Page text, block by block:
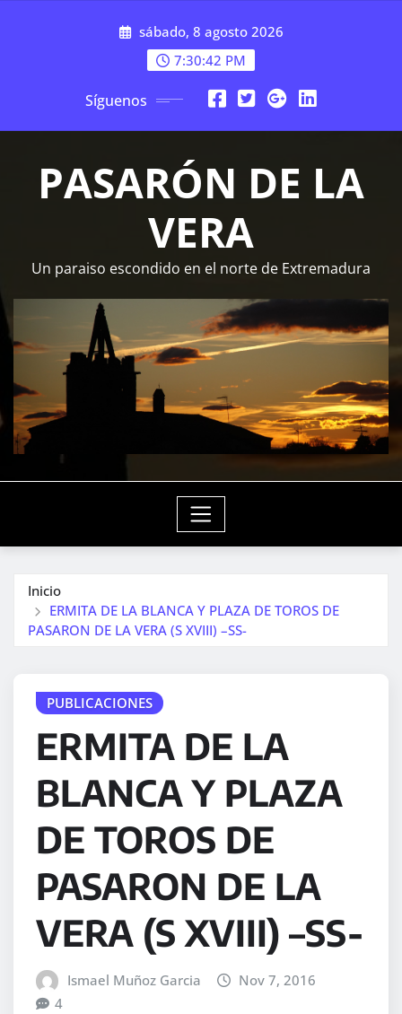
sábado, 8 agosto 2026
7:30:44 PM
Síguenos
PASARÓN DE LA
VERA
Un paraiso escondido en el norte de Extremadura
Inicio
ERMITA DE LA BLANCA Y PLAZA DE TOROS DE
PASARON DE LA VERA (S XVIII) –SS-
PUBLICACIONES
ERMITA DE LA
BLANCA Y PLAZA
DE TOROS DE
PASARON DE LA
VERA (S XVIII) –SS-
Ismael Muñoz Garcia
Nov 7, 2016
4